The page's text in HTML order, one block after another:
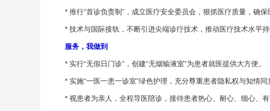
* 推行“首诊负责制”，成立医疗安全委员会，狠抓医疗质量，确保
* 技术与国际接轨，不断引进尖端诊疗技术，推动医疗技术水平持
服务，我做到
* 实行“无假日门诊”，创建“无烟输液室”为患者就医提供大方便。
* 实施“一医一患一诊室”绿色护理，充分尊重患者隐私权与知情同
* 视患者为亲人，全程导医陪诊，接待患者热心、耐心、细心、有